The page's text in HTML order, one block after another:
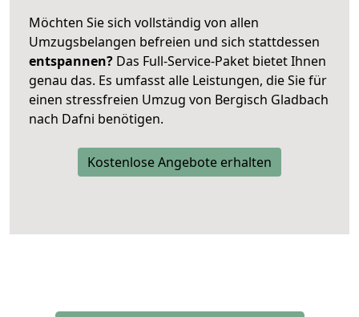
Möchten Sie sich vollständig von allen
Umzugsbelangen befreien und sich stattdessen
entspannen? Das Full-Service-Paket bietet Ihnen
genau das. Es umfasst alle Leistungen, die Sie für
einen stressfreien Umzug von Bergisch Gladbach
nach Dafni benötigen.
Kostenlose Angebote erhalten